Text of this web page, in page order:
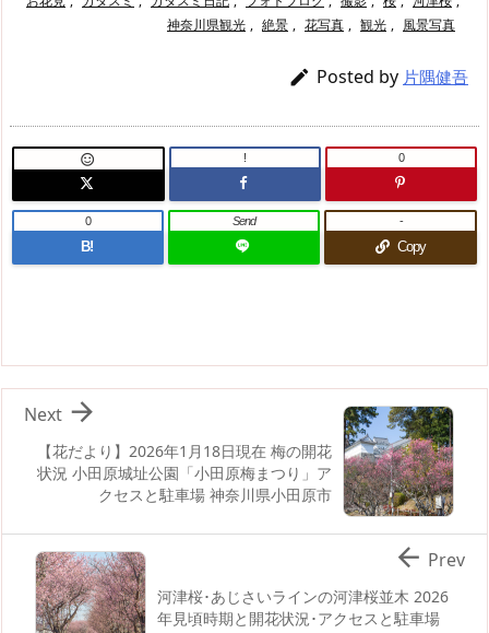
神奈川県観光 , 絶景 , 花写真 , 観光 , 風景写真
 Posted by 片隅健吾
 ! 0
B!
0 Send
Copy
-
【花だより】2026年1月18日現在 梅の開花
状況 小田原城址公園「小田原梅まつり」ア
クセスと駐車場 神奈川県小田原市

Next
河津桜･あじさいラインの河津桜並木 2026
年見頃時期と開花状況･アクセスと駐車場
 Prev